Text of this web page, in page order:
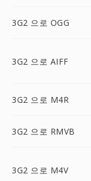
3G2 으로 OGG
3G2 으로 AIFF
3G2 으로 M4R
3G2 으로 RMVB
3G2 으로 M4V